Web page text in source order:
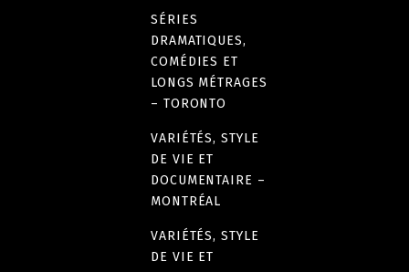
SÉRIES
DRAMATIQUES,
COMÉDIES ET
LONGS MÉTRAGES
– TORONTO
VARIÉTÉS, STYLE
DE VIE ET
DOCUMENTAIRE –
MONTRÉAL
VARIÉTÉS, STYLE
DE VIE ET